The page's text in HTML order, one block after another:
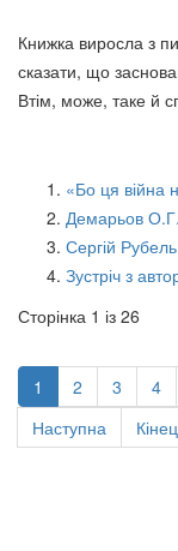
Книжка виросла з
сказати, що
Втім, може, таке й
«Бо ця війна
Демарьов
Сергій
Зустріч з
Сторінка 1 із 26
1 2 3 4
Наступна